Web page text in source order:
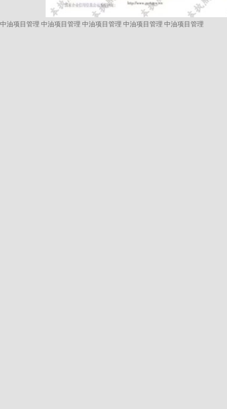
中油项目管理 中油项目管理 中油项目管理 中油项目管理 中油项目管理